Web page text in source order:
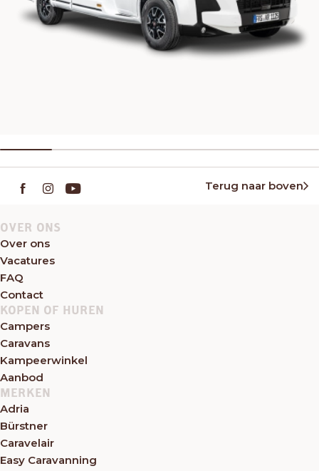
Terug naar boven
OVER ONS
Over ons
Vacatures
FAQ
Contact
KOPEN OF HUREN
Campers
Caravans
Kampeerwinkel
Aanbod
MERKEN
Adria
Bürstner
Caravelair
Easy Caravanning